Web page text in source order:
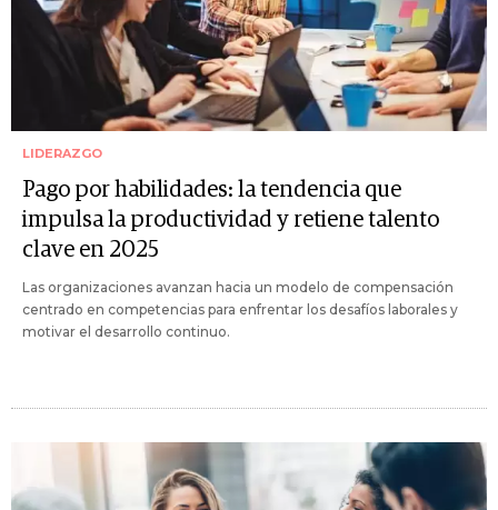
LIDERAZGO
Pago por habilidades: la tendencia que
impulsa la productividad y retiene talento
clave en 2025
Las organizaciones avanzan hacia un modelo de compensación
centrado en competencias para enfrentar los desafíos laborales y
motivar el desarrollo continuo.